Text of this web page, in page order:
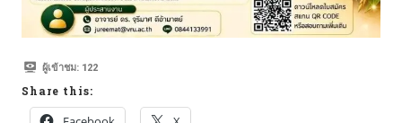
ผู้เข้าชม: 122
Share this: